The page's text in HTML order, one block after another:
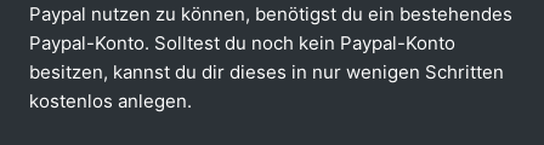
Paypal nutzen zu können, benötigst du ein bestehendes
Paypal-Konto. Solltest du noch kein Paypal-Konto
besitzen, kannst du dir dieses in nur wenigen Schritten
kostenlos anlegen.